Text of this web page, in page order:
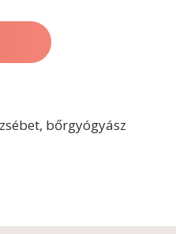
bőrgyógyász